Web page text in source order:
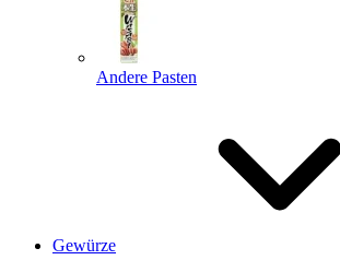
Andere Pasten
Gewürze